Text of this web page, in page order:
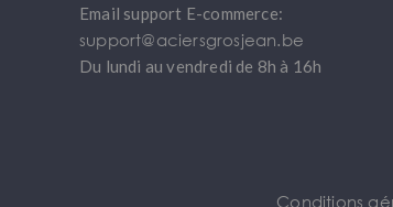
Email support E-commerce:
support@aciersgrosjean.be
Du lundi au vendredi de 8h à 16h
Conditions